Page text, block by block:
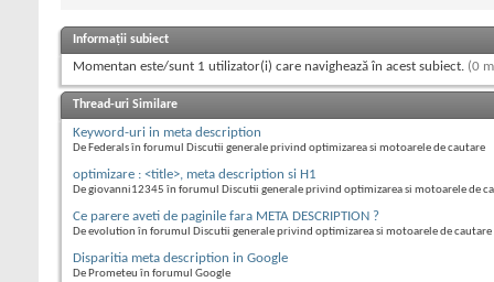
Informații subiect
Momentan este/sunt 1 utilizator(i) care navighează în acest subiect. (0
Thread-uri Similare
Keyword-uri in meta description
De Federals în forumul Discutii generale privind optimizarea si motoarele de cautare
optimizare : <title>, meta description si H1
De giovanni12345 în forumul Discutii generale privind optimizarea si motoarele de
Ce parere aveti de paginile fara META DESCRIPTION ?
De evolution în forumul Discutii generale privind optimizarea si motoarele de cautare
Disparitia meta description in Google
De Prometeu în forumul Google